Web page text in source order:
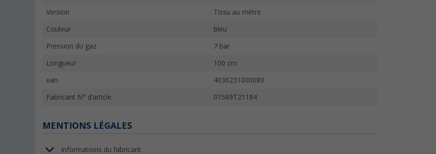
Version Tissu au mètre
Couleur bleu
Pression du gaz 7 bar
Longueur 100 cm
ean 4036231000089
Fabricant N° d'article 01589T21184
MENTIONS LÉGALES
Informations du fabricant